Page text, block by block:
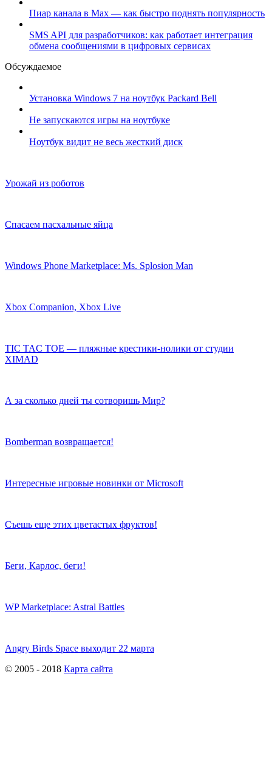
Пиар канала в Max — как быстро поднять популярность
SMS API для разработчиков: как работает интеграция
обмена сообщениями в цифровых сервисах
Обсуждаемое
Установка Windows 7 на ноутбук Packard Bell
Не запускаются игры на ноутбуке
Ноутбук видит не весь жесткий диск
Урожай из роботов
Спасаем пасхальные яйца
Windows Phone Marketplace: Ms. Splosion Man
Xbox Companion, Xbox Live
TIC TAC TOE — пляжные крестики-нолики от студии
XIMAD
А за сколько дней ты сотворишь Мир?
Bomberman возвращается!
Интересные игровые новинки от Microsoft
Съешь еще этих цветастых фруктов!
Беги, Карлос, беги!
WP Marketplace: Astral Battles
Angry Birds Space выходит 22 марта
© 2005 - 2018 Карта сайта